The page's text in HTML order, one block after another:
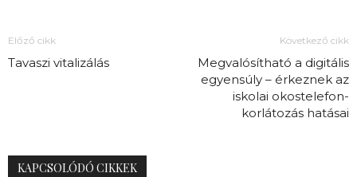
Előző cikk
Tavaszi vitalizálás
Következő cikk
Megvalósítható a digitális
egyensúly – érkeznek az
iskolai okostelefon-
korlátozás hatásai
KAPCSOLÓDÓ CIKKEK